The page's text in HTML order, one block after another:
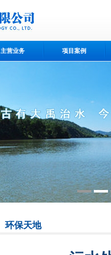
主营业务 项目案例
环保天地